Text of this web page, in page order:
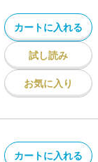
カートに入れる
試し読み
お気に入り
カートに入れる